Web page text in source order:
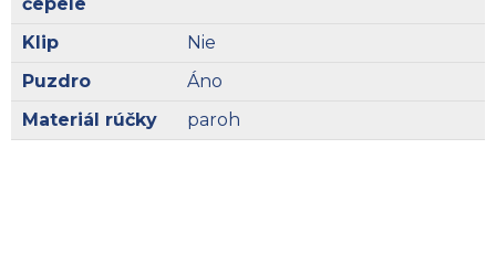
Klip
Nie
Puzdro
Áno
Materiál rúčky
paroh